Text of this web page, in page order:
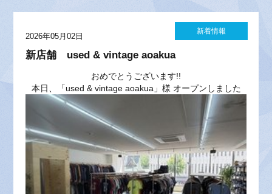
2026年05月02日
新店舗 used & vintage aoakua
おめでとうございます!!
本日、「used & vintage aoakua」様 オープンしました
新着情報